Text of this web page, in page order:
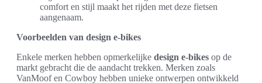
comfort en stijl maakt het rijden met deze fietsen
aangenaam.
Voorbeelden van design e-bikes
Enkele merken hebben opmerkelijke design e-bikes op de
markt gebracht die de aandacht trekken. Merken zoals
VanMoof en Cowboy hebben unieke ontwerpen ontwikkeld